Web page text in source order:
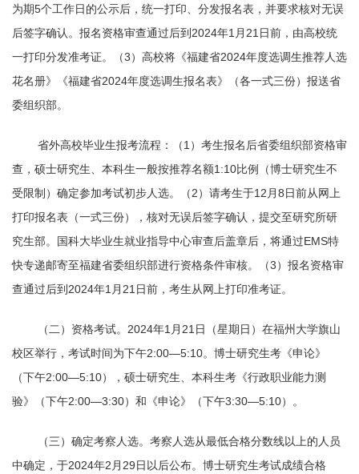
为期5个工作日的公示后，统一打印、分发报名表，并要求核对无误
后签字确认。报名资格审查通过后到2024年1月21日前，由高校统
一打印分发准考证。（3）高校将《福建省2024年度选调生推荐人选
花名册》《福建省2024年度选调生报名表》（各一式三份）报送省
委组织部。
省外高校毕业生报考流程：
（1）考生报名后省委组织部资格审
查，硕士研究生、本科生一般按推荐名额1:10比例（博士研究生不
受限制）确定参加考试初步人选。
（2）请考生于12月8日前从网上
打印报名表（一式三份），核对无误后签字确认，提交至研究所研
究生部。
国科大毕业生就业指导中心审查后盖章后，将通过EMS特
快专递邮寄至福建省委组织部进行资格条件审核。（3）报名资格审
查通过后到2024年1月21日前，考生从网上打印准考证。
（二）资格考试。2024年1月21日（星期日）在福州大学旗山
校区举行，考试时间为下午2:00—5:10。博士研究生考《申论》
（下午2:00—5:10），硕士研究生、本科生考《行政职业能力测
验》（下午2:00—3:30）和《申论》（下午3:30—5:10）。
（三）确定考察人选。考察人选从最低合格分数线以上的人员
中确定，于2024年2月29日以后公布。博士研究生考试成绩合格